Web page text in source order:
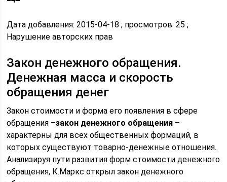
Дата добавления: 2015-04-18 ; просмотров: 25 ;
Нарушение авторских прав
Закон денежного обращения.
Денежная масса и скорость
обращения денег
Закон стоимости и форма его появления в сфере
обращения –закон денежного обращения –
характерны для всех общественных формаций, в
которых существуют товарно-денежные отношения.
Анализируя пути развития форм стоимости денежного
обращения, К.Маркс открыл закон денежного